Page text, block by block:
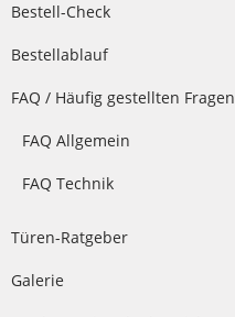
Bestell-Check
Bestellablauf
FAQ / Häufig gestellten Fragen
FAQ Allgemein
FAQ Technik
Türen-Ratgeber
Galerie